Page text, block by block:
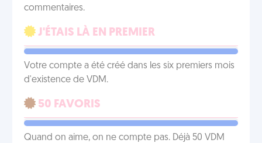
commentaires.
J'ÉTAIS LÀ EN PREMIER
Votre compte a été créé dans les six premiers mois
d'existence de VDM.
50 FAVORIS
Quand on aime, on ne compte pas. Déjà 50 VDM